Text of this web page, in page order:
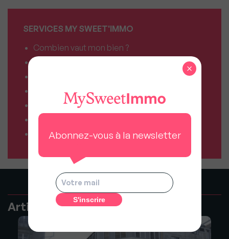
SERVICES MY SWEET'IMMO
Combien vaut mon bien ?
Comparateur de forfaits box Internet
Comparateur d’offres déménagement
Résiliez vos abonnements facilement
Comparateur d’assurances
Articles recommandés
Abonnez-vous à la newsletter
×